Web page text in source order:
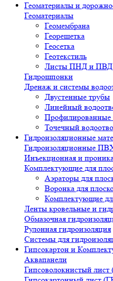
Геоматериалы и
Геоматериалы
Геомембрана
Георешетка
Геосетка
Геотекстиль
Листы ПНД и ПВД
Гидрошпонки
Дренаж и системы
Двустенные трубы
Линейный
Точечный
Гидроизоляционные
Гидроизоляционные
Инъекционная и
Комплектующие для
Аэраторы для
Воронка для
Комплектующие
Ленты кровельные и
Обмазочная
Рулонная гидроизоляция
Системы для
Гипсокартон и
Аквапанели
Гипсоволокнистый